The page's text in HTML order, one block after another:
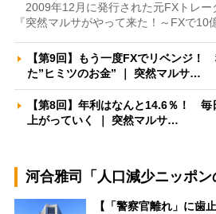
2009年12月に発行された元FXトレー
『突然マルサがやって来た！～FXで10
【第9回】もう一度FXでリベンジ
た”ヒミツのお金” ｜ 突然マルサ…
【第8回】年利はなんと14.6％！
上がっていく ｜ 突然マルサ…
河合雅司「人口減少ニッポン
【「警察官離れ」に歯